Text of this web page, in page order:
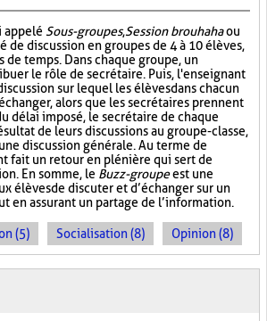
appelé Sous-groupes,Session brouhahaou
de discussion en groupes de 4 à 10 élèves,
de temps. Dans chaque groupe, un
le rôle de secrétaire. Puis, l'enseignant
sur lequel les élèves dans chacun
alors que les secrétaires prennent
délai imposé, le secrétaire de chaque
de leurs discussions au groupe-classe,
discussion générale. Au terme de
fait un retour en plénière qui sert de
En somme, le Buzz-groupeest une
élèves de discuter et d’échanger sur un
en assurant un partage de l’information.
(5) Socialisation (8) Opinion (8)